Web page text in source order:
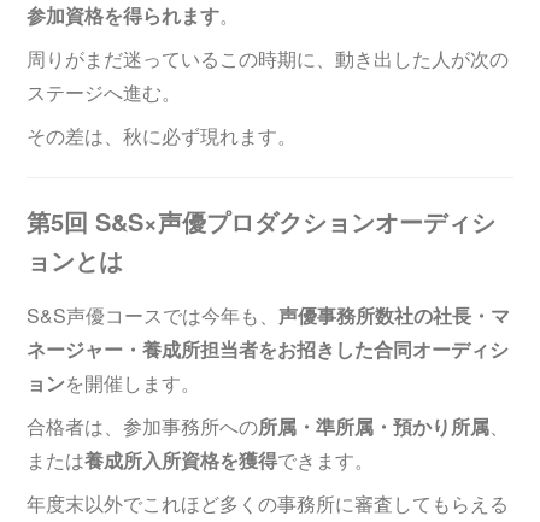
参加資格を得られます。
周りがまだ迷っているこの時期に、動き出した人が次の
ステージへ進む。
その差は、秋に必ず現れます。
第5回 S&S×声優プロダクションオーディシ
ョンとは
S&S声優コースでは今年も、声優事務所数社の社長・マ
ネージャー・養成所担当者をお招きした合同オーディシ
ョンを開催します。
合格者は、参加事務所への所属・準所属・預かり所属、
または養成所入所資格を獲得できます。
年度末以外でこれほど多くの事務所に審査してもらえる